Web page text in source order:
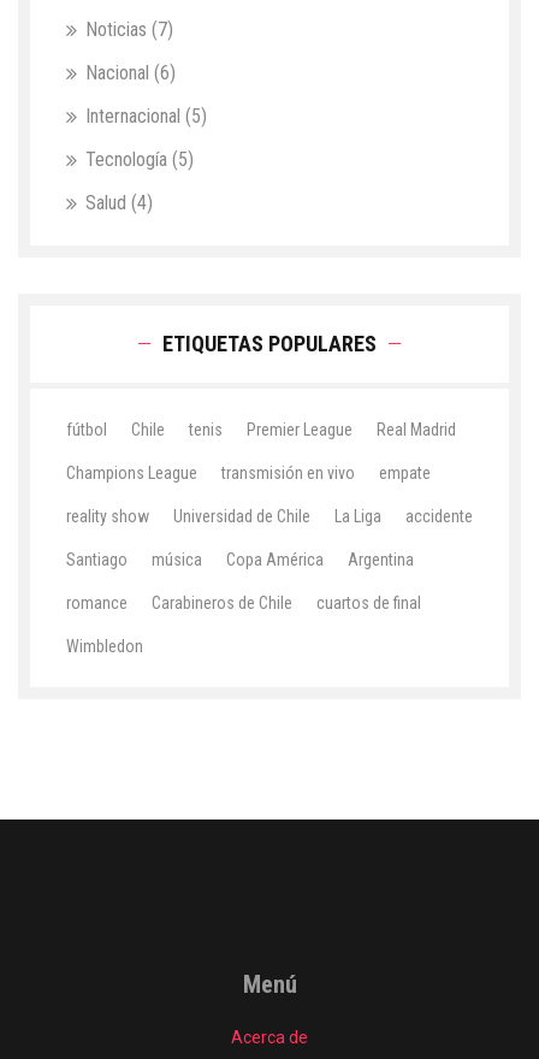
Noticias (7)
Nacional (6)
Internacional (5)
Tecnología (5)
Salud (4)
ETIQUETAS POPULARES
fútbol Chile tenis Premier League Real Madrid
Champions League transmisión en vivo empate
reality show Universidad de Chile La Liga accidente
Santiago música Copa América Argentina
romance Carabineros de Chile cuartos de final
Wimbledon
Menú
Acerca de